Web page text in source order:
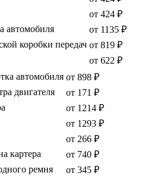
от 424 ₽
автомобиля
от 1135 ₽
коробки передач от 819 ₽
от 622 ₽
автомобиля от 898 ₽
двигателя
от 171 ₽
от 1214 ₽
от 1293 ₽
от 266 ₽
картера
от 740 ₽
ремня
от 345 ₽